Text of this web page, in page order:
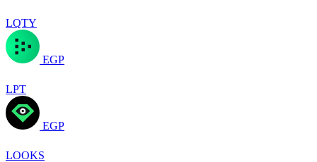
LQTY
EGP
LPT
EGP
LOOKS